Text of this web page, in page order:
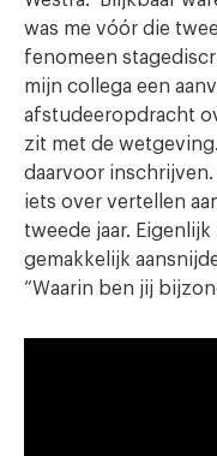
was me vóór die
fenomeen
mijn collega een
afstudeeropdracht
zit met de
daarvoor
iets over vertellen
tweede jaar.
gemakkelijk
“Waarin ben jij